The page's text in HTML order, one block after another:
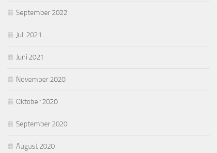
September 2022
Juli 2021
Juni 2021
November 2020
Oktober 2020
September 2020
August 2020